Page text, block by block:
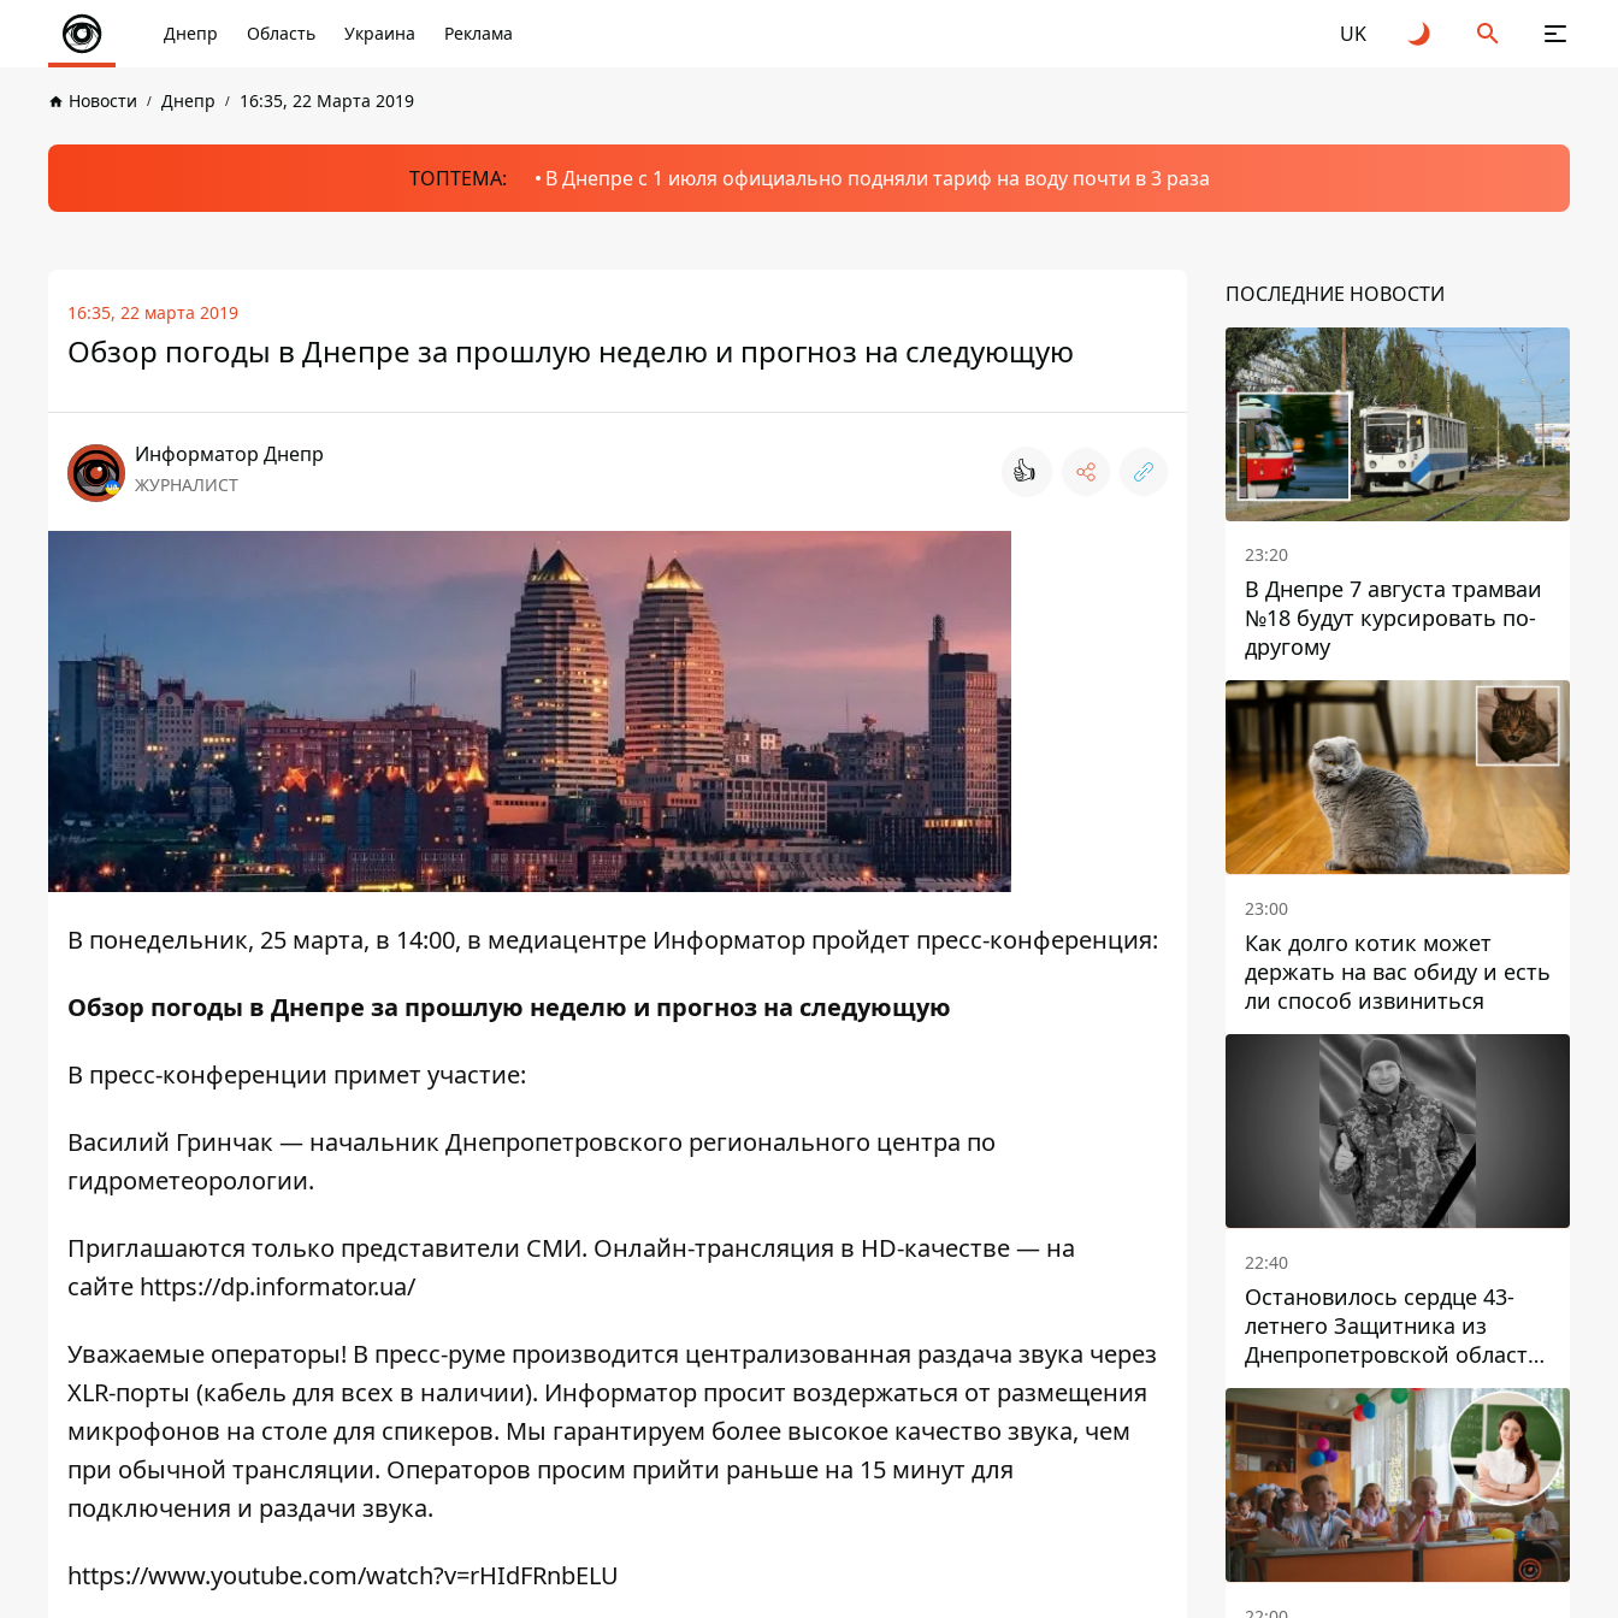
Днепр Область Украина Реклама UK
Новости Днепр 16:35, 22 Марта 2019
ТОПТЕМА: В Днепре с 1 июля официально подняли тариф на воду почти в 3 раза
16:35, 22 марта 2019
Обзор погоды в Днепре за прошлую неделю и прогноз на следующую
Информатор Днепр
ЖУРНАЛИСТ 👍
В понедельник, 25 марта, в 14:00, в медиацентре Информатор пройдет пресс-конференция:
Обзор погоды в Днепре за прошлую неделю и прогноз на следующую
В пресс-конференции примет участие:
Василий Гринчак — начальник Днепропетровского регионального центра по
гидрометеорологии.
Приглашаются только представители СМИ. Онлайн-трансляция в HD-качестве — на
сайте https://dp.informator.ua/
Уважаемые операторы! В пресс-руме производится централизованная раздача звука через
XLR-порты (кабель для всех в наличии). Информатор просит воздержаться от размещения
микрофонов на столе для спикеров. Мы гарантируем более высокое качество звука, чем
при обычной трансляции. Операторов просим прийти раньше на 15 минут для
подключения и раздачи звука.
https://www.youtube.com/watch?v=rHIdFRnbELU
ПОСЛЕДНИЕ НОВОСТИ
23:20
В Днепре 7 августа трамваи
№18 будут курсировать по-
другому
23:00
Как долго котик может
держать на вас обиду и есть
ли способ извиниться
22:40
Остановилось сердце 43-
летнего Защитника из
Днепропетровской области
Евгения Зинченко